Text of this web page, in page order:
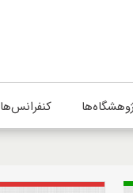
کنفرانس‌ها